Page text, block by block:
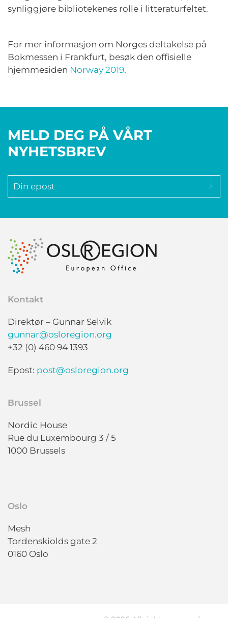
synliggjøre bibliotekenes rolle i litteraturfeltet.
For mer informasjon om Norges deltakelse på
Bokmessen i Frankfurt, besøk den offisielle
hjemmesiden Norway 2019.
MELD DEG PÅ VÅRT
NYHETSBREV
Kontakt
Direktør – Gunnar Selvik
gunnar@osloregion.org
+32 (0) 460 94 1393
Epost: post@osloregion.org
Brussel
Nordic House
Rue du Luxembourg 3 / 5
1000 Brussels
Oslo
Mesh
Tordenskiolds gate 2
0160 Oslo